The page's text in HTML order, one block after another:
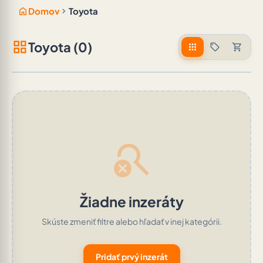
home Domov chevron_right Toyota
grid_viewToyota (0) apps sell shopping_cart
search_off
Žiadne inzeráty
Skúste zmeniť filtre alebo hľadať v inej kategórii.
Pridať prvý inzerát